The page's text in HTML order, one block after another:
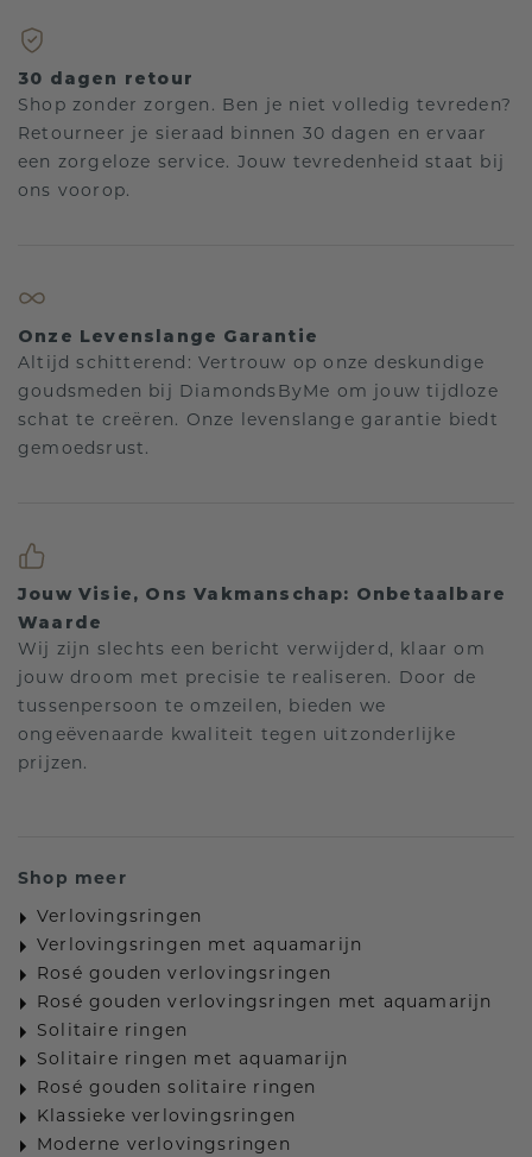
30 dagen retour
Shop zonder zorgen. Ben je niet volledig tevreden?
Retourneer je sieraad binnen 30 dagen en ervaar
een zorgeloze service. Jouw tevredenheid staat bij
ons voorop.
Onze Levenslange Garantie
Altijd schitterend: Vertrouw op onze deskundige
goudsmeden bij DiamondsByMe om jouw tijdloze
schat te creëren. Onze levenslange garantie biedt
gemoedsrust.
Jouw Visie, Ons Vakmanschap: Onbetaalbare
Waarde
Wij zijn slechts een bericht verwijderd, klaar om
jouw droom met precisie te realiseren. Door de
tussenpersoon te omzeilen, bieden we
ongeëvenaarde kwaliteit tegen uitzonderlijke
prijzen.
Shop meer
Verlovingsringen
Verlovingsringen met aquamarijn
Rosé gouden verlovingsringen
Rosé gouden verlovingsringen met aquamarijn
Solitaire ringen
Solitaire ringen met aquamarijn
Rosé gouden solitaire ringen
Klassieke verlovingsringen
Moderne verlovingsringen